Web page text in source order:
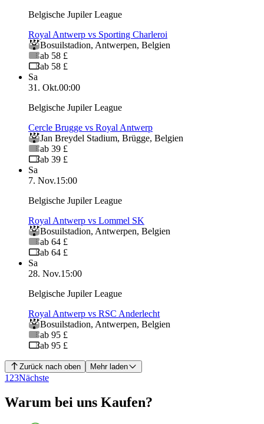
Belgische Jupiler League
Royal Antwerp vs Sporting Charleroi
Bosuilstadion, Antwerpen, Belgien
ab 58 £
ab 58 £
Sa
31. Okt.00:00
Belgische Jupiler League
Cercle Brugge vs Royal Antwerp
Jan Breydel Stadium, Brügge, Belgien
ab 39 £
ab 39 £
Sa
7. Nov.15:00
Belgische Jupiler League
Royal Antwerp vs Lommel SK
Bosuilstadion, Antwerpen, Belgien
ab 64 £
ab 64 £
Sa
28. Nov.15:00
Belgische Jupiler League
Royal Antwerp vs RSC Anderlecht
Bosuilstadion, Antwerpen, Belgien
ab 95 £
ab 95 £
Zurück nach oben Mehr laden
1 23Nächste
Warum bei uns Kaufen?